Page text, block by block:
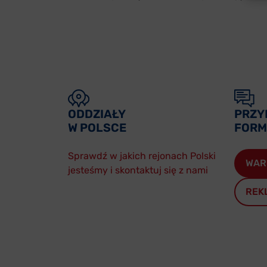
ODDZIAŁY
W POLSCE
Sprawdź w jakich rejonach Polski
jesteśmy i skontaktuj się z nami